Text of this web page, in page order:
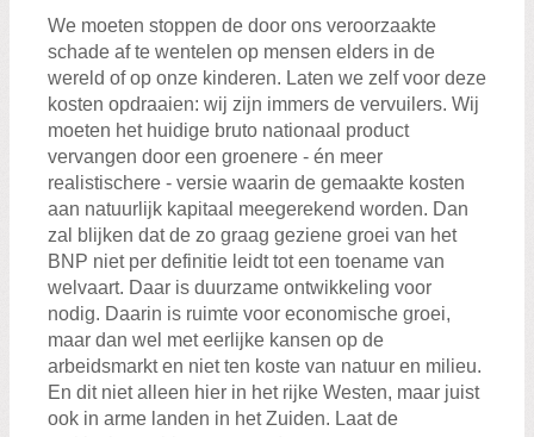
We moeten stoppen de door ons veroorzaakte
schade af te wentelen op mensen elders in de
wereld of op onze kinderen. Laten we zelf voor deze
kosten opdraaien: wij zijn immers de vervuilers. Wij
moeten het huidige bruto nationaal product
vervangen door een groenere - én meer
realistischere - versie waarin de gemaakte kosten
aan natuurlijk kapitaal meegerekend worden. Dan
zal blijken dat de zo graag geziene groei van het
BNP niet per definitie leidt tot een toename van
welvaart. Daar is duurzame ontwikkeling voor
nodig. Daarin is ruimte voor economische groei,
maar dan wel met eerlijke kansen op de
arbeidsmarkt en niet ten koste van natuur en milieu.
En dit niet alleen hier in het rijke Westen, maar juist
ook in arme landen in het Zuiden. Laat de